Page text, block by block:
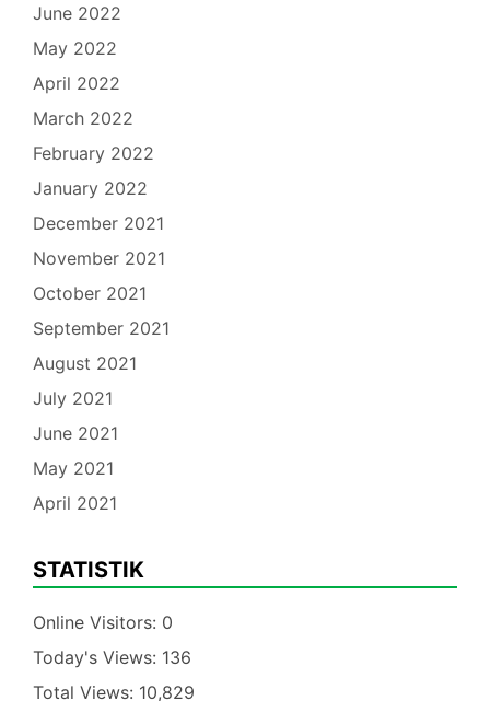
June 2022
May 2022
April 2022
March 2022
February 2022
January 2022
December 2021
November 2021
October 2021
September 2021
August 2021
July 2021
June 2021
May 2021
April 2021
STATISTIK
Online Visitors: 0
Today's Views: 136
Total Views: 10,829